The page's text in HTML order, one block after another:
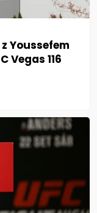
Youssefem
Vegas 116